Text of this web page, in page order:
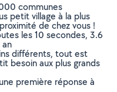
communes
petit village à la plus
de chez vous !
les 10 secondes, 3.6
différents, tout est
besoin aux plus grands
première réponse à